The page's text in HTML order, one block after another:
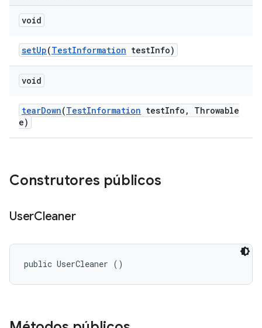
void
setUp(TestInformation testInfo)
void
tearDown(TestInformation testInfo ,
Throwable
e)
Construtores públicos
UserCleaner
public UserCleaner ()